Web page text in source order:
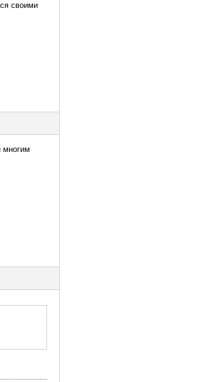
своими
многим